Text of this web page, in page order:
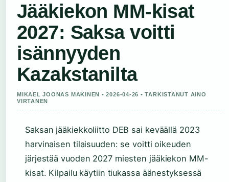
Jääkiekon MM-kisat
2027: Saksa voitti
isännyyden
Kazakstanilta
MIKAEL JOONAS MAKINEN • 2026-04-26 • TARKISTANUT AINO
VIRTANEN
Saksan jääkiekkoliitto DEB sai keväällä 2023
harvinaisen tilaisuuden: se voitti oikeuden
järjestää vuoden 2027 miesten jääkiekon MM-
kisat. Kilpailu käytiin tiukassa äänestyksessä